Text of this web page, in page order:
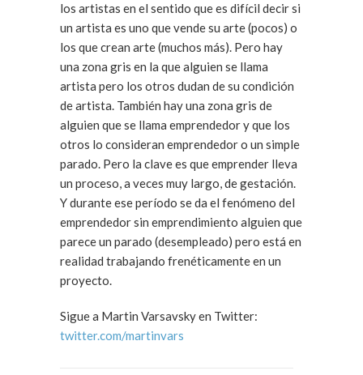
los artistas en el sentido que es difícil decir si
un artista es uno que vende su arte (pocos) o
los que crean arte (muchos más). Pero hay
una zona gris en la que alguien se llama
artista pero los otros dudan de su condición
de artista. También hay una zona gris de
alguien que se llama emprendedor y que los
otros lo consideran emprendedor o un simple
parado. Pero la clave es que emprender lleva
un proceso, a veces muy largo, de gestación.
Y durante ese período se da el fenómeno del
emprendedor sin emprendimiento alguien que
parece un parado (desempleado) pero está en
realidad trabajando frenéticamente en un
proyecto.
Sigue a Martin Varsavsky en Twitter:
twitter.com/martinvars